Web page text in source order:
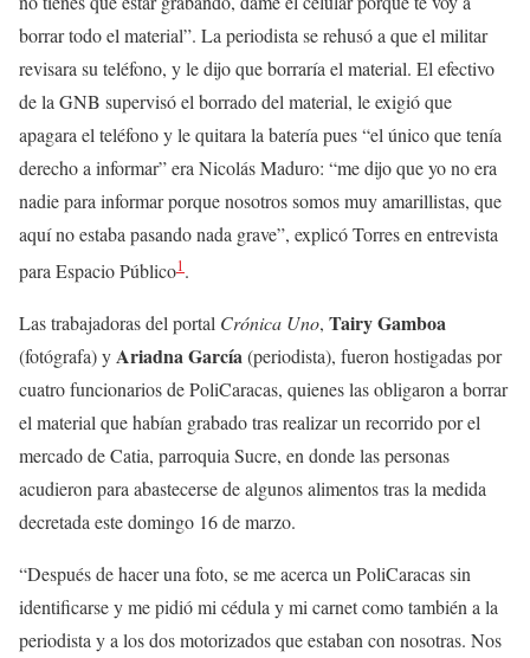
borrar todo el material”. La periodista se rehusó a que el militar
revisara su teléfono, y le dijo que borraría el material. El efectivo
de la GNB supervisó el borrado del material, le exigió que
apagara el teléfono y le quitara la batería pues “el único que tenía
derecho a informar” era Nicolás Maduro: “me dijo que yo no era
nadie para informar porque nosotros somos muy amarillistas, que
aquí no estaba pasando nada grave”, explicó Torres en entrevista
para Espacio Público1 .
Las trabajadoras del portal Crónica Uno, Tairy Gamboa
(fotógrafa) yAriadna García(periodista), fueron hostigadas por
cuatro funcionarios de PoliCaracas, quienes las obligaron a borrar
el material que habían grabado tras realizar un recorrido por el
mercado de Catia, parroquia Sucre, en donde las personas
acudieron para abastecerse de algunos alimentos tras la medida
decretada este domingo 16 de marzo.
“Después de hacer una foto, se me acerca un PoliCaracas sin
identificarse y me pidió mi cédula y mi carnet como también a la
periodista y a los dos motorizados que estaban con nosotras. Nos